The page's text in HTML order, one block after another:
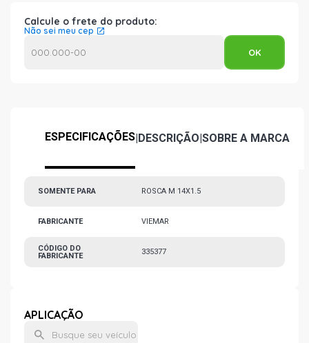
Calcule o frete do produto:
Não sei meu cep
ESPECIFICAÇÕES|DESCRIÇÃO|SOBRE A MARCA
SOMENTE PARA ROSCA M 14X1.5
FABRICANTE VIEMAR
CÓDIGO DO
FABRICANTE
335377
APLICAÇÃO